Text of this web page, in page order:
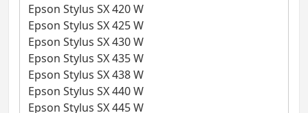
Epson Stylus SX 420 W
Epson Stylus SX 425 W
Epson Stylus SX 430 W
Epson Stylus SX 435 W
Epson Stylus SX 438 W
Epson Stylus SX 440 W
Epson Stylus SX 445 W